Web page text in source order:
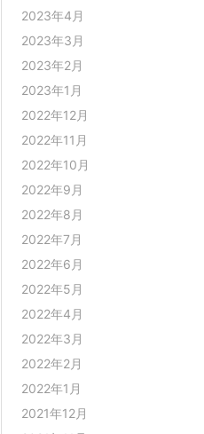
2023年4月
2023年3月
2023年2月
2023年1月
2022年12月
2022年11月
2022年10月
2022年9月
2022年8月
2022年7月
2022年6月
2022年5月
2022年4月
2022年3月
2022年2月
2022年1月
2021年12月